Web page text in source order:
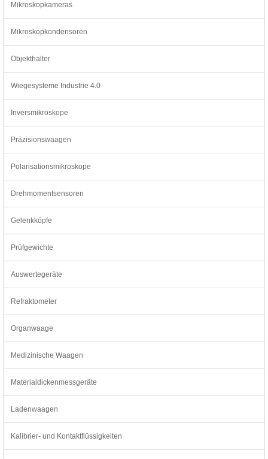
Mikroskopkameras
Mikroskopkondensoren
Objekthalter
Wiegesysteme Industrie 4.0
Inversmikroskope
Präzisionswaagen
Polarisationsmikroskope
Drehmomentsensoren
Gelenkköpfe
Prüfgewichte
Auswertegeräte
Refraktometer
Organwaage
Medizinische Waagen
Materialdickenmessgeräte
Ladenwaagen
Kalibrier- und Kontaktflüssigkeiten